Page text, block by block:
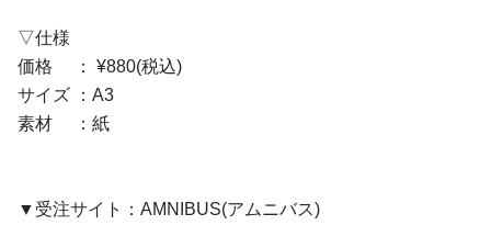
▽仕様
価格 ： ¥880(税込)
サイズ ：A3
素材 ：紙
▼受注サイト：AMNIBUS(アムニバス)